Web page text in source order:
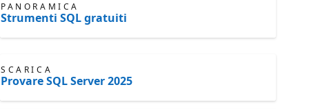
PANORAMICA
Strumenti SQL gratuiti
SCARICA
Provare SQL Server 2025